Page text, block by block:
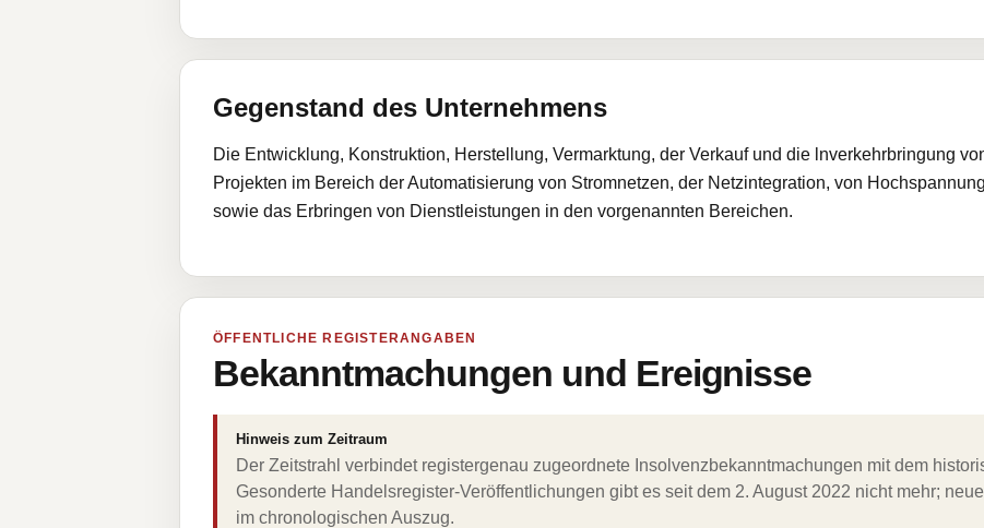
Gegenstand des Unternehmens
Die Entwicklung, Konstruktion, Herstellung, Vermarktung, der Verkauf und die lnverkehrbringung
Projekten im Bereich der Automatisierung von Stromnetzen, der Netzintegration, von
sowie das Erbringen von Dienstleistungen in den vorgenannten Bereichen.
ÖFFENTLICHE REGISTERANGABEN
Bekanntmachungen und Ereignisse
Hinweis zum Zeitraum
Der Zeitstrahl verbindet registergenau zugeordnete Insolvenzbekanntmachungen mit dem
Gesonderte Handelsregister-Veröffentlichungen gibt es seit dem 2. August 2022 nicht mehr;
im chronologischen Auszug.